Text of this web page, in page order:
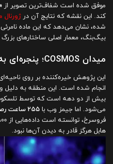
موفق شده است شفاف‌ترین تصویر از
کند. این نقشه که نتایج آن در ژورنال
شده، نشان می‌دهد که این ماده
بیگ‌بنگ، معمار اصلی ساختارهای
میدان COSMOS؛ پنجره‌ای به اعماق تاریخ کیهان
این پژوهش خیره‌کننده بر روی
انجام شده است. این منطقه به
بیش از دو دهه است که توسط
می‌شود. اما جیمز وب با ۲۵۵ ساعت رصد مداوم
هابل هرگز قادر به دیدن آن‌ها نبود.